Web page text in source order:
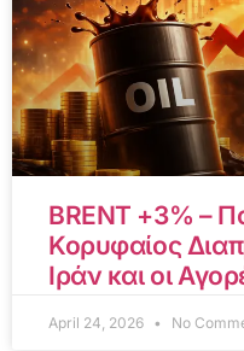
BRENT +3% –
Κορυφαίος
Ιράν και οι
April 24, 2026 No